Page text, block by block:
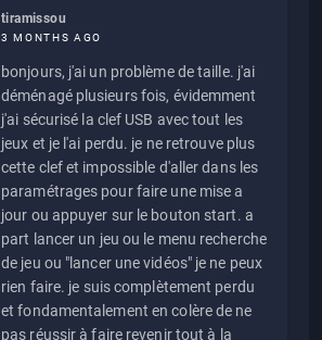
tiramissou
3 MONTHS AGO
bonjours, j'ai un problème de taille. j'ai
déménagé plusieurs fois, évidemment
j'ai sécurisé la clef USB avec tout les
jeux et je l'ai perdu. je ne retrouve plus
cette clef et impossible d'aller dans les
paramétrages pour faire une mise a
jour ou appuyer sur le bouton start. a
part lancer un jeu ou le menu recherche
de jeu ou "lancer une vidéos" je ne peux
rien faire. je suis complètement perdu
et fondamentalement en colère de ne
pas réussir à faire revenir tout à la